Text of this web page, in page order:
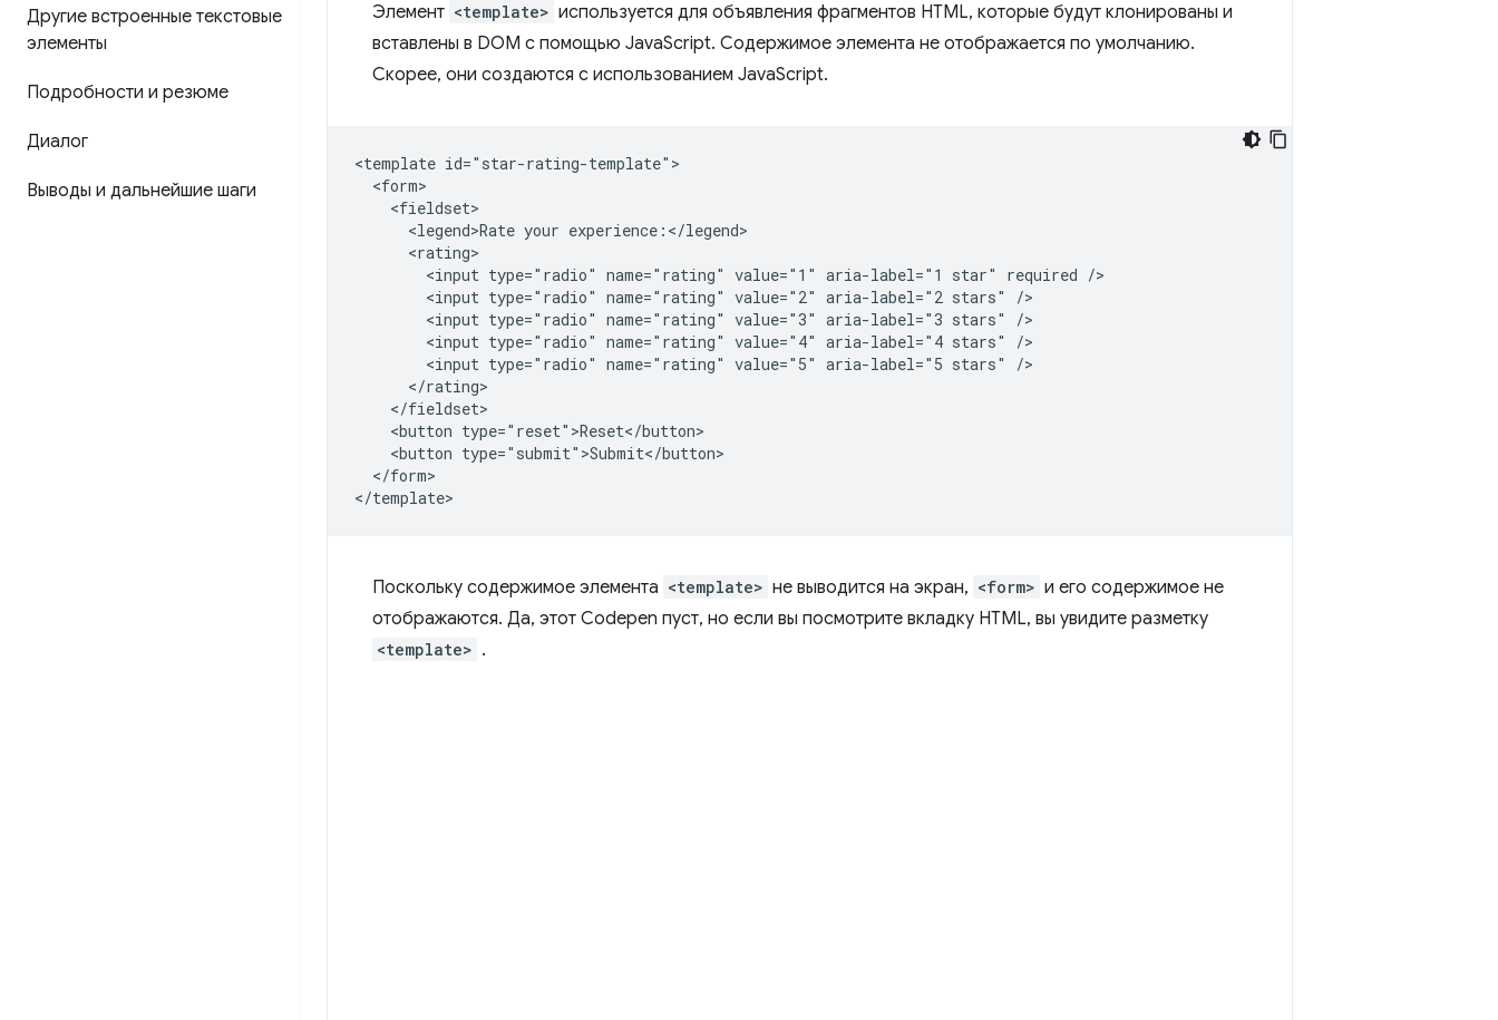
Другие встроенные текстовые
элементы
Подробности и резюме
Диалог
Выводы и дальнейшие шаги
Элемент <template> используется для объявления фрагментов HTML, которые будут клонированы и
вставлены в DOM с помощью JavaScript. Содержимое элемента не отображается по умолчанию.
Скорее, они создаются с использованием JavaScript.
<template id="star-rating-template">
  <form>
    <fieldset>
      <legend>Rate your experience:</legend>
      <rating>
        <input type="radio" name="rating" value="1" aria-label="1 star" required />
        <input type="radio" name="rating" value="2" aria-label="2 stars" />
        <input type="radio" name="rating" value="3" aria-label="3 stars" />
        <input type="radio" name="rating" value="4" aria-label="4 stars" />
        <input type="radio" name="rating" value="5" aria-label="5 stars" />
      </rating>
    </fieldset>
    <button type="reset">Reset</button>
    <button type="submit">Submit</button>
  </form>
Поскольку содержимое элемента <template> не выводится на экран, <form> и его содержимое не
отображаются. Да, этот Codepen пуст, но если вы посмотрите вкладку HTML, вы увидите разметку
<template> .